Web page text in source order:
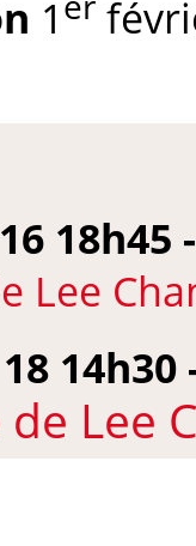
1
18h45
Lee
14h30
Lee